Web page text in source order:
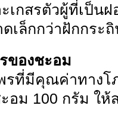
เกสรตัวผู้ที่เป็นฝ
เล็กกว่าฝักกระ
ของชะอม
ที่มีคุณค่าทางโ
อม 100 กรัม ให้